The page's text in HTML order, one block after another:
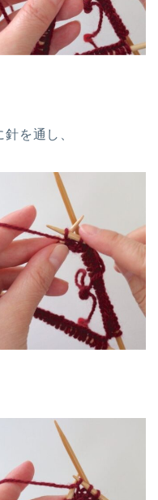
を通し、